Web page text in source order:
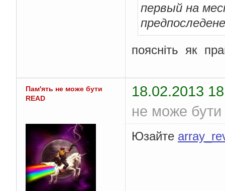
for (j = 0 ;
{
    cout
<< b[j] <<
    cout
<< "\n" ;
     getch
();
return 0 ;
}
первый на
поясніть як
Пам'ять не може бути
READ
18.02.2013
не може
Юзайте